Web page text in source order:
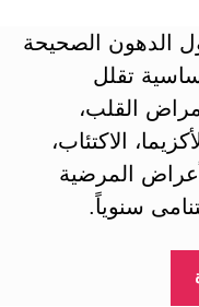
الدهون الصحيحة
تقلل
القلب،
الاكتئاب،
المرضية
سنوياً.